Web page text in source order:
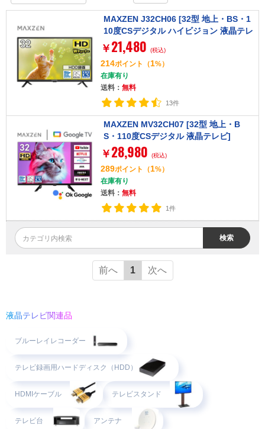
MAXZEN J32CH06 [32型 地上・BS・1
10度CSデジタル ハイビジョン 液晶テレ
ビ]
￥ 21,480 (税込)
214ポイント （1%）
在庫有り
送料： 無料
13件
MAXZEN MV32CH07 [32型 地上・B
S・110度CSデジタル 液晶テレビ]
￥ 28,980 (税込)
289ポイント （1%）
在庫有り
送料： 無料
1件
検索
前へ 1 次へ
液晶テレビ関連品
ブルーレイレコーダー
テレビ録画用ハードディスク（HDD）
HDMIケーブル テレビスタンド
テレビ台 アンテナ